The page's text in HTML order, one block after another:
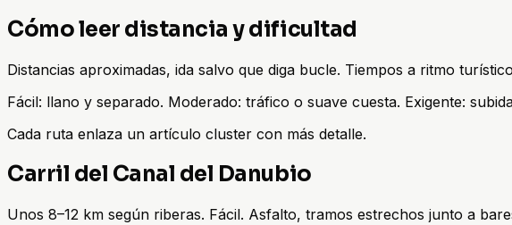
Cómo leer distancia y dificultad
Distancias aproximadas, ida salvo que diga bucle. Tiempos a ritmo
Fácil: llano y separado. Moderado: tráfico o suave cuesta. Exigente:
Cada ruta enlaza un artículo cluster con más detalle.
Carril del Canal del Danubio
Unos 8–12 km según riberas. Fácil. Asfalto, tramos estrechos junto a